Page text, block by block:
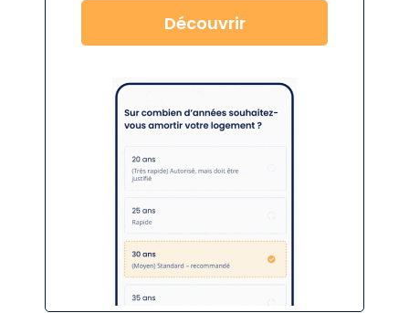
Découvrir